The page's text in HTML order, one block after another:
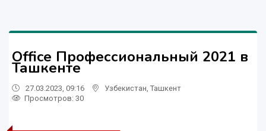
Office Профессиональный 2021 в
Ташкенте
27.03.2023, 09:16 Узбекистан Ташкент
Просмотров: 30